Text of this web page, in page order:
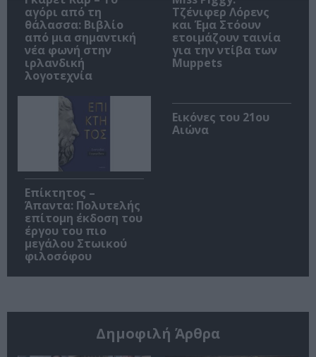
αγόρι από τη
θάλασσα: Βιβλίο
από μια σημαντική
νέα φωνή στην
ιρλανδική
λογοτεχνία
Τζένιφερ Λόρενς
και Έμα Στόουν
ετοιμάζουν ταινία
για την ντίβα των
Muppets
Επίκτητος –
Άπαντα: Πολυτελής
επίτομη έκδοση του
έργου του πιο
μεγάλου Στωικού
φιλοσόφου
Εικόνες του 21ου
Αιώνα
Δημοφιλή Άρθρα